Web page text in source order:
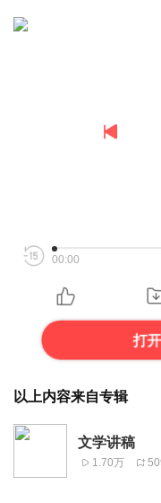
00:00
打
以上内容来自专辑
文学讲稿
1.70万